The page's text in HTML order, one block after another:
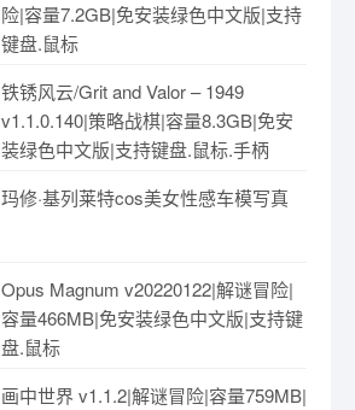
险|容量7.2GB|免安装绿色中文版|支持
键盘.鼠标
铁锈风云/Grit and Valor – 1949
v1.1.0.140|策略战棋|容量8.3GB|免安
装绿色中文版|支持键盘.鼠标.手柄
玛修·基列莱特cos美女性感车模写真
Opus Magnum v20220122|解谜冒险|
容量466MB|免安装绿色中文版|支持键
盘.鼠标
画中世界 v1.1.2|解谜冒险|容量759MB|